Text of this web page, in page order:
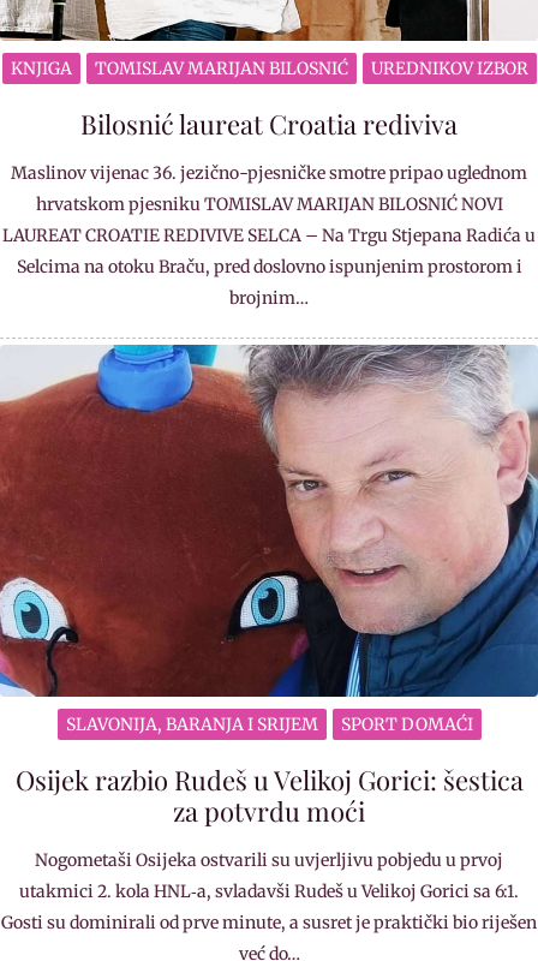
KNJIGA TOMISLAV MARIJAN BILOSNIĆ UREDNIKOV IZBOR
Bilosnić laureat Croatia rediviva
Maslinov vijenac 36. jezično-pjesničke smotre pripao uglednom
hrvatskom pjesniku TOMISLAV MARIJAN BILOSNIĆ NOVI
LAUREAT CROATIE REDIVIVE SELCA – Na Trgu Stjepana Radića u
Selcima na otoku Braču, pred doslovno ispunjenim prostorom i
brojnim…
SLAVONIJA, BARANJA I SRIJEM SPORT DOMAĆI
Osijek razbio Rudeš u Velikoj Gorici: šestica
za potvrdu moći
Nogometaši Osijeka ostvarili su uvjerljivu pobjedu u prvoj
utakmici 2. kola HNL‐a, svladavši Rudeš u Velikoj Gorici sa 6:1.
Gosti su dominirali od prve minute, a susret je praktički bio riješen
već do…